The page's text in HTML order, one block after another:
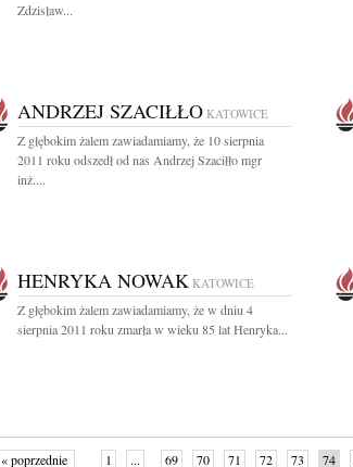
Zdzisław...
ANDRZEJ SZACIŁŁO KATOWICE
Z głębokim żalem zawiadamiamy, że 10 sierpnia
2011 roku odszedł od nas Andrzej Szaciłło mgr
inż....
HENRYKA NOWAK KATOWICE
Z głębokim żalem zawiadamiamy, że w dniu 4
sierpnia 2011 roku zmarła w wieku 85 lat Henryka...
« poprzednie 1 ... 69 70 71 72 73 74